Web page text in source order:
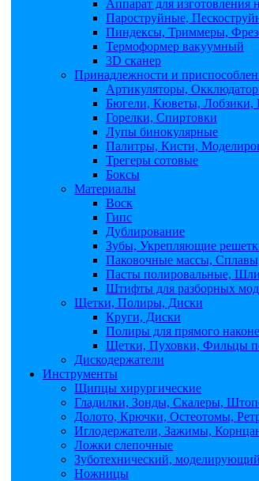
Аппарат для изготовления
Пароструйные,
Пиндексы, Триммеры,
Термоформер вакуумный
3D сканер
Принадлежности и
Артикуляторы,
Бюгели, Кюветы, Лобзики,
Горелки, Спиртовки
Лупы бинокулярные
Палитры, Кисти,
Трегеры сотовые
Боксы
Материалы
Воск
Гипс
Дублирование
Зубы, Укрепляющие
Паковочные массы,
Пасты полировальные,
Штифты для разборных
Щетки, Полиры, Диски
Круги, Диски
Полиры для прямого
Щетки, Пуховки, Фильцы
Дискодержатели
Инструменты
Щипцы хирургические
Гладилки, Зонды, Скалеры,
Долото, Крючки, Остеотомы,
Иглодержатели, Зажимы,
Ложки слепочные
Зуботехнический,
Ножницы